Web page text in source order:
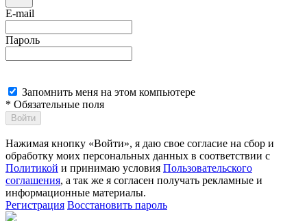
E-mail
Пароль
Запомнить меня на этом компьютере
* Обязательные поля
Войти
Нажимая кнопку «Войти», я даю свое согласие на сбор и
обработку моих персональных данных в соответствии с
Политикой и принимаю условия Пользовательского
соглашения, а так же я согласен получать рекламные и
информационные материалы.
Регистрация Восстановить пароль